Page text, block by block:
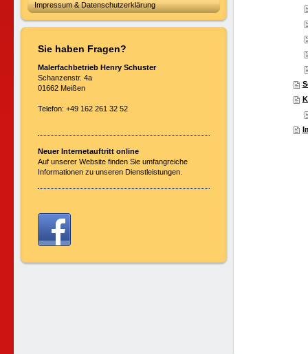
Impressum & Datenschutzerklärung
Sie haben Fragen?
Malerfachbetrieb Henry Schuster
Schanzenstr. 4a
01662 Meißen
Telefon: +49 162 261 32 52
Neuer Internetauftritt online
Auf unserer Website finden Sie umfangreiche
Informationen zu unseren Dienstleistungen.